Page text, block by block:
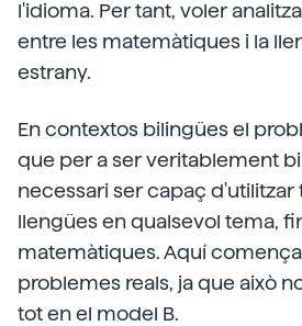
l'idioma. Per tant, voler
entre les matemàtiques i la
estrany.
En contextos bilingües el
que per a ser veritablement
necessari ser capaç d'utilitzar
llengües en qualsevol tema,
matemàtiques. Aquí
problemes reals, ja que això
tot en el model B.